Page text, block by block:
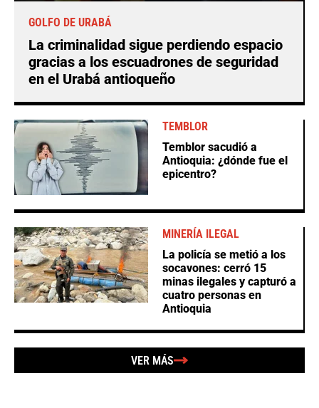
GOLFO DE URABÁ
La criminalidad sigue perdiendo espacio
gracias a los escuadrones de seguridad
en el Urabá antioqueño
TEMBLOR
Temblor sacudió a
Antioquia: ¿dónde fue el
epicentro?
MINERÍA ILEGAL
La policía se metió a los
socavones: cerró 15
minas ilegales y capturó a
cuatro personas en
Antioquia
VER MÁS